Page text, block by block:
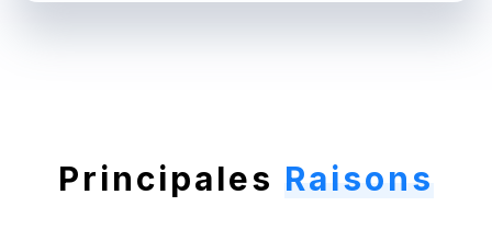
Principales Raisons